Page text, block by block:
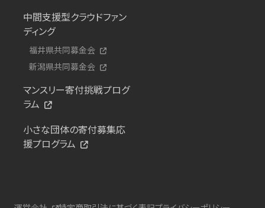
中間支援型クラウドファン
ディング
福井県共同募金会
新潟県共同募金会
マンスリー寄付挑戦プログ
ラム
小さな団体の寄付募集応
援プログラム